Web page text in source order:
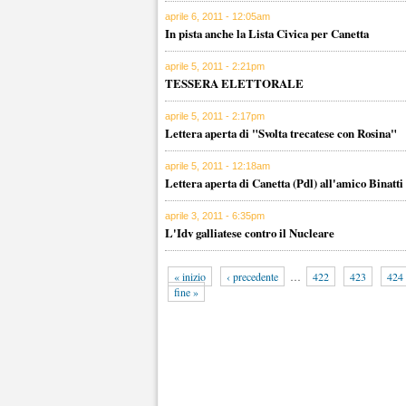
aprile 6, 2011 - 12:05am
In pista anche la Lista Civica per Canetta
aprile 5, 2011 - 2:21pm
TESSERA ELETTORALE
aprile 5, 2011 - 2:17pm
Lettera aperta di "Svolta trecatese con Rosina"
aprile 5, 2011 - 12:18am
Lettera aperta di Canetta (Pdl) all'amico Binatti
aprile 3, 2011 - 6:35pm
L'Idv galliatese contro il Nucleare
« inizio ‹ precedente … 422 423
424
fine »